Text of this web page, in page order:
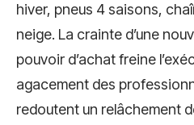
hiver, pneus 4 saisons,
neige. La crainte d’une
pouvoir d’achat freine
agacement des
redoutent un relâchement